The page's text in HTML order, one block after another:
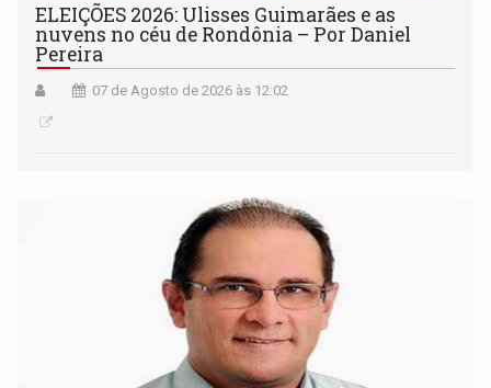
ELEIÇÕES 2026: Ulisses Guimarães e as
nuvens no céu de Rondônia – Por Daniel
Pereira
07 de Agosto de 2026 às 12:02